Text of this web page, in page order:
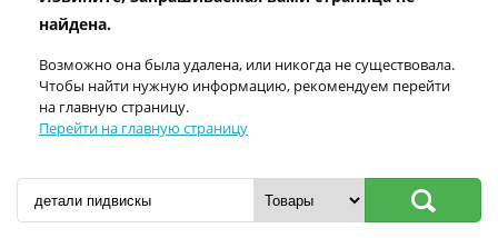
найдена.
Возможно она была удалена, или никогда не существовала.
Чтобы найти нужную информацию, рекомендуем перейти
на главную страницу.
Перейти на главную страницу